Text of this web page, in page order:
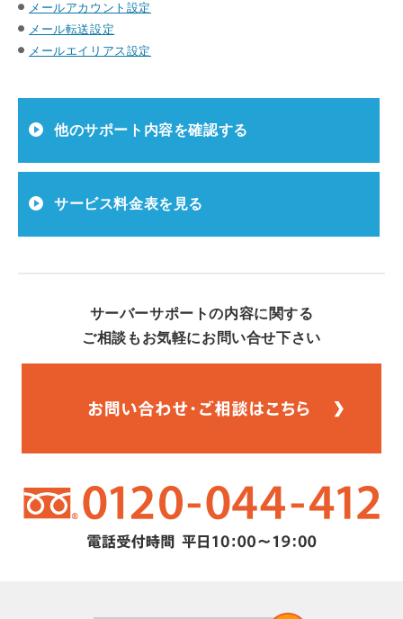
メールアカウント設定
メール転送設定
メールエイリアス設定
他のサポート内容を確認する
サービス料金表を見る
サーバーサポートの内容に関する
ご相談もお気軽にお問い合せ下さい